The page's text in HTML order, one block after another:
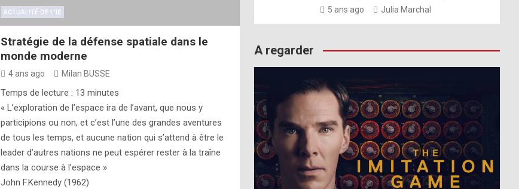
ACTUALITÉ DE L'IE
Stratégie de la défense spatiale dans le
monde moderne
4 ans ago Milan BUSSE
Temps de lecture : 13 minutes
« L’exploration de l’espace ira de l’avant, que nous y
participions ou non, et c’est l’une des grandes aventures
de tous les temps, et aucune nation qui s’attend à être le
leader d’autres nations ne peut espérer rester à la traîne
dans la course à l’espace »
John F.Kennedy (1962)
5 ans ago Julia Marchal
A regarder